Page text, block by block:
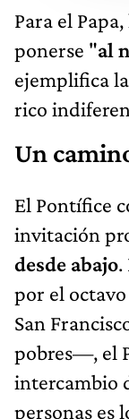
Para el
ponerse "al
ejemplifica
rico
Un
El Pontífice
invitación
desde abajo.
por el
San
pobres—, el
intercambio
personas es